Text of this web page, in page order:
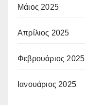
Μάιος 2025
Απρίλιος 2025
Φεβρουάριος 2025
Ιανουάριος 2025